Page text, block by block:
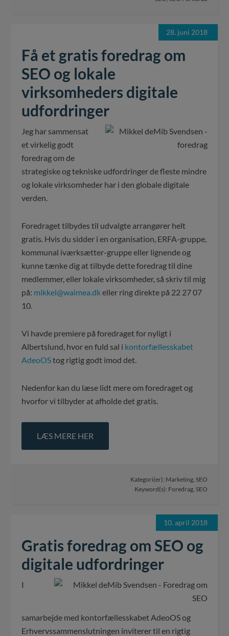
28. juni 2018
Få et gratis foredrag om
SEO og lokale
virksomheders digitale
udfordringer
Jeg har sammensat
et virkelig godt
foredrag om de
strategiske og tekniske udfordringer de fleste mindre
og lokale virksomheder har i den globale digitale
verden.
Foredraget tilbydes til udvalgte arrangører helt
gratis. Hvis du sidder i en organisation, ERFA-gruppe,
kommunal iværksætter-gruppe eller lignende og
kunne tænke dig at tilbyde dette foredrag til dine
medlemmer, eller lokale virksomheder, så skriv til mig
på: mikkel@waimea.dkeller ring direkte på 22 27 07
10.
Vi havde premiere på foredraget for nyligt i
Albertslund, hvor en fuld sal i kontorfællesskabet
AdeoOStog rigtig godt imod det.
Nedenfor kan du læse lidt mere om foredraget og
hvorfor vi tilbyder at afholde det gratis.
LÆS MERE HER
Kategori(er): Marketing, SEO
Keyword(s): Foredrag, SEO
10. april 2018
Gratis foredrag om SEO og
digitale udfordringer
I
samarbejde med kontorfællesskabet AdeoOS og
Erhvervssammenslutningen inviterer til en rigtig